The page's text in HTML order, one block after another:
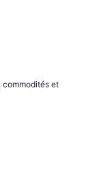
commodités et